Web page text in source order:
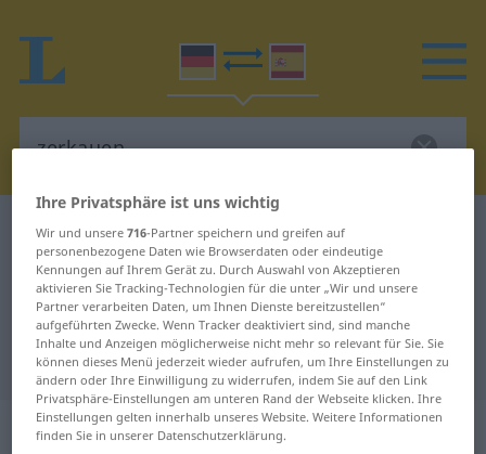
Deutsch-Spanisch Wörterbuch zerkauen
Deutsch-Spanisch Übersetzung für
"zerkauen"
"zerkauen" Spanisch Übersetzung
„zerkauen“: transitives Verb
Ihre Privatsphäre ist uns wichtig
Wir und unsere716-Partner speichern und greifen auf
personenbezogene Daten wie Browserdaten oder eindeutige
Kennungen auf Ihrem Gerät zu. Durch Auswahl von Akzeptieren
aktivieren Sie Tracking-Technologien für die unter „Wir und unsere
Partner verarbeiten Daten, um Ihnen Dienste bereitzustellen“
aufgeführten Zwecke. Wenn Tracker deaktiviert sind, sind manche
Inhalte und Anzeigen möglicherweise nicht mehr so relevant für Sie. Sie
können dieses Menü jederzeit wieder aufrufen, um Ihre Einstellungen zu
ändern oder Ihre Einwilligung zu widerrufen, indem Sie auf den Link
Privatsphäre-Einstellungen am unteren Rand der Webseite klicken. Ihre
Einstellungen gelten innerhalb unseres Website. Weitere Informationen
finden Sie in unserer Datenschutzerklärung.